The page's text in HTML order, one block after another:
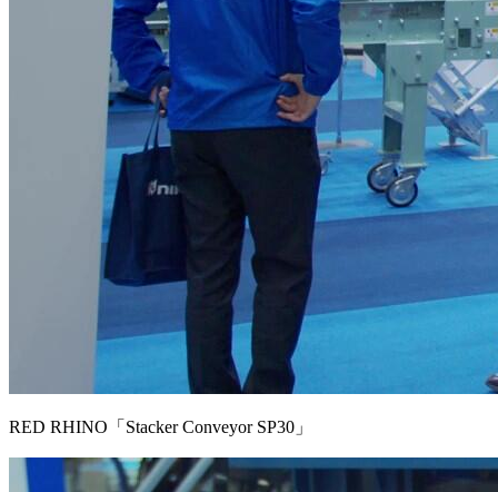
RED RHINO「Stacker Conveyor SP30」